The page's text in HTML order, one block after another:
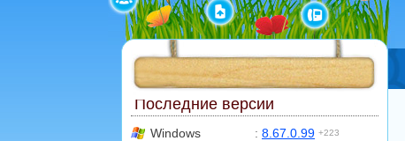
Последние версии
Windows : 8.67.0.99 +223